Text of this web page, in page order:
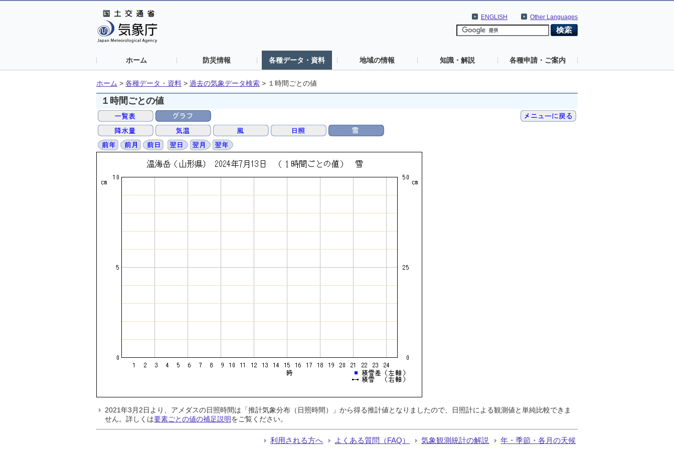
Other Languages
ENGLISH
ホーム 防災情報 各種データ・資料 地域の情報 知識・解説 各種申請・ご案内
ホーム > 各種データ・資料 > 過去の気象データ検索 > １時間ごとの値
１時間ごとの値
2021年3月2日より、アメダスの日照時間は「推計気象分布（日照時間）」から得る推計値となりましたので、日照計による観測値と単純比較できま
せん。詳しくは要素ごとの値の補足説明をご覧ください。
利用される方へ よくある質問（FAQ） 気象観測統計の解説 年・季節・各月の天候